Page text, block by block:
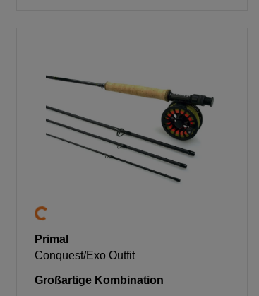
Primal
Conquest/Exo Outfit
Großartige Kombination